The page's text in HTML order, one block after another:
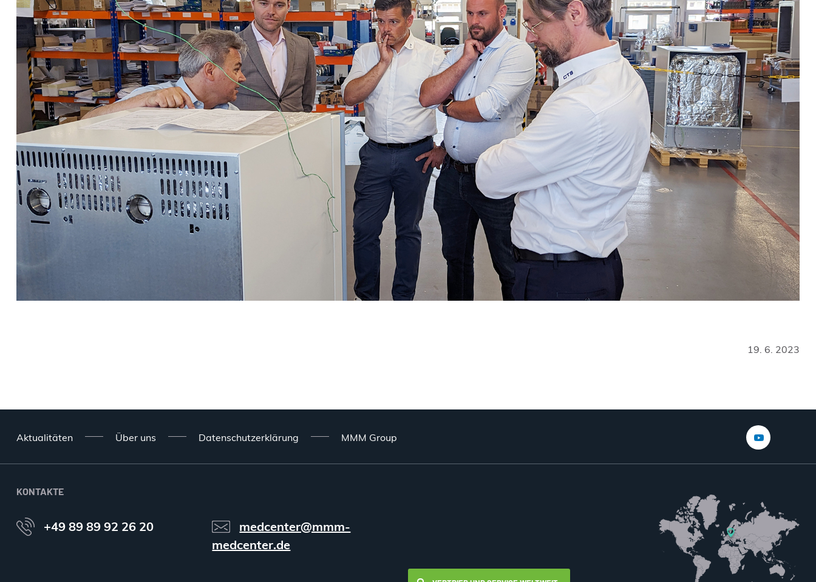
19. 6. 2023
Aktualitäten Über uns Datenschutzerklärung MMM Group
KONTAKTE
+49 89 89 92 26 20
medcenter@mmm-
medcenter.de